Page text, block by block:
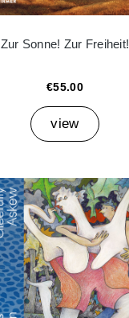
Zur Sonne! Zur Freiheit!
€55.00
view